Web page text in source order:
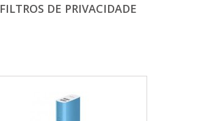
FILTROS DE PRIVACIDADE